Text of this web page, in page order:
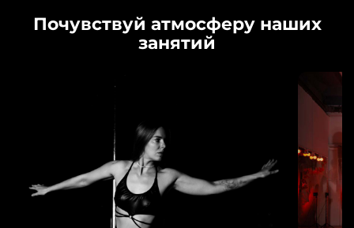
Почувствуй атмосферу наших
занятий